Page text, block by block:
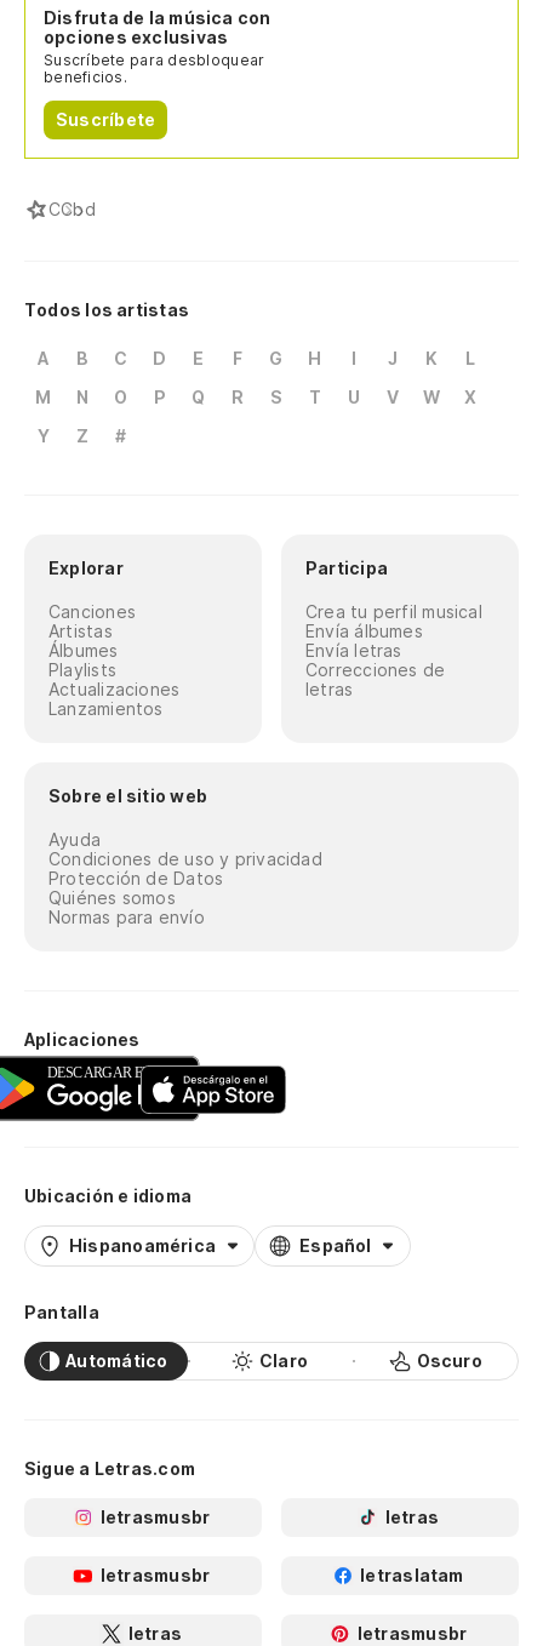
Disfruta de la música con
opciones exclusivas
Suscríbete para desbloquear
beneficios.
Suscríbete
CCbd
Todos los artistas
A B C D E F G H I J K
L
M
N O P Q R S T U V W
X
Y
Z #
Explorar
Canciones
Artistas
Álbumes
Playlists
Actualizaciones
Lanzamientos
Participa
Crea tu perfil musical
Envía álbumes
Envía letras
Correcciones de
letras
Sobre el sitio web
Ayuda
Condiciones de uso y privacidad
Protección de Datos
Quiénes somos
Normas para envío
Aplicaciones
Ubicación e idioma
Hispanoamérica Español
Pantalla
Automático Claro Oscuro
Sigue a Letras.com
letrasmusbr letras
letrasmusbr letraslatam
letras letrasmusbr